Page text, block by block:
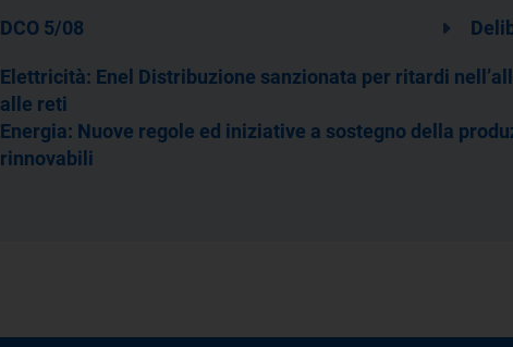
DCO 5/08
Elettricità: Enel Distribuzione sanzionata per ritardi
alle reti
Energia: Nuove regole ed iniziative a sostegno della
rinnovabili